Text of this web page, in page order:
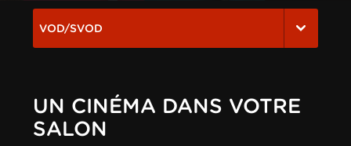
VOD/SVOD
UN CINÉMA DANS VOTRE
SALON